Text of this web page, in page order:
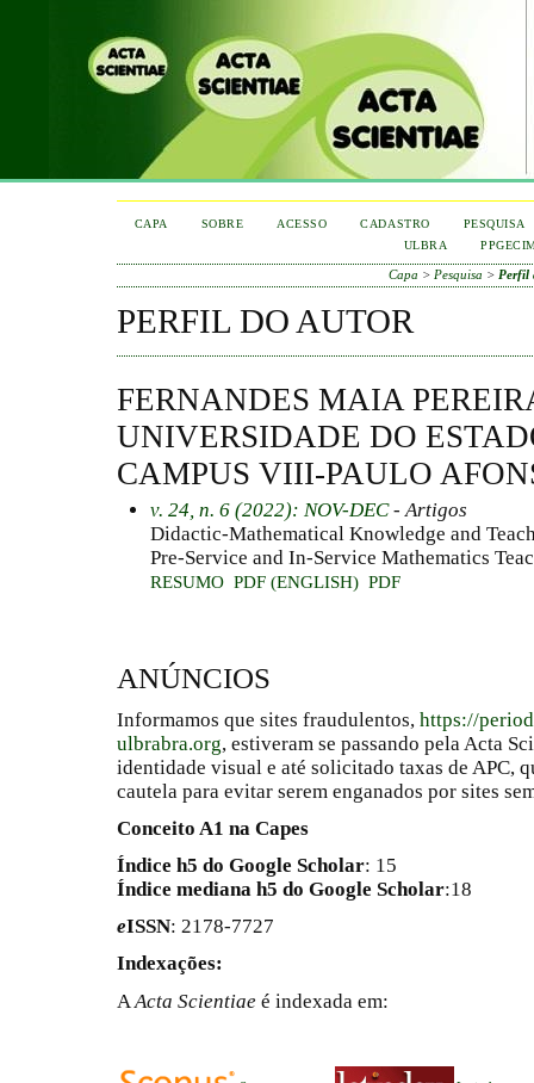
CAPA SOBRE ACESSO CADASTRO
PESQUISA
ULBRA
Capa > Pesquisa > Perfil
PERFIL DO AUTOR
FERNANDES MAIA
UNIVERSIDADE DO
CAMPUS VIII-PAULO
v. 24, n. 6 (2022): NOV-DEC- Artigos
Didactic-Mathematical Knowledge and
Pre-Service and In-Service Mathematics
RESUMO PDF (ENGLISH) PDF
ANÚNCIOS
Informamos que sites fraudulentos, https://
ulbrabra.org, estiveram se passando pela Acta
identidade visual e até solicitado taxas de APC,
cautela para evitar serem enganados por sites
Conceito A1 na Capes
Índice h5 do Google Scholar: 15
Índice mediana h5 do Google Scholar:18
eISSN: 2178-7727
Indexações:
A Acta Scientiae é indexada em: